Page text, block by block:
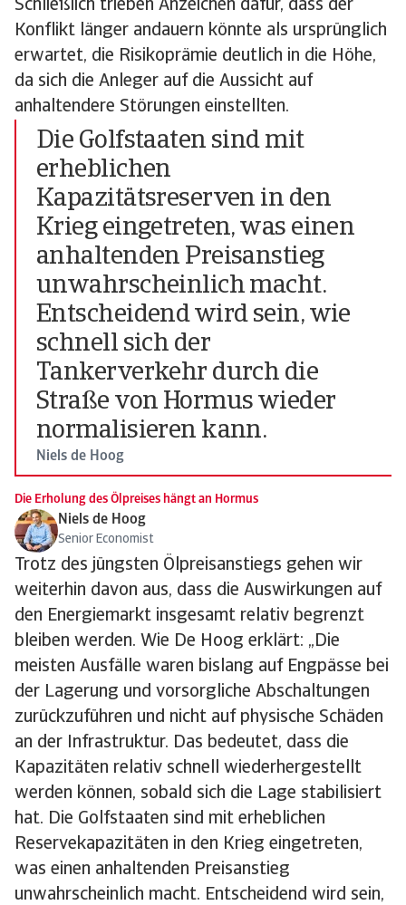
Schließlich trieben Anzeichen dafür, dass der
Konflikt länger andauern könnte als ursprünglich
erwartet, die Risikoprämie deutlich in die Höhe,
da sich die Anleger auf die Aussicht auf
anhaltendere Störungen einstellten.
Die Golfstaaten sind mit
erheblichen
Kapazitätsreserven in den
Krieg eingetreten, was einen
anhaltenden Preisanstieg
unwahrscheinlich macht.
Entscheidend wird sein, wie
schnell sich der
Tankerverkehr durch die
Straße von Hormus wieder
normalisieren kann.
Niels de Hoog
Die Erholung des Ölpreises hängt an Hormus
Niels de Hoog
Senior Economist
Trotz des jüngsten Ölpreisanstiegs gehen wir
weiterhin davon aus, dass die Auswirkungen auf
den Energiemarkt insgesamt relativ begrenzt
bleiben werden. Wie De Hoog erklärt: „Die
meisten Ausfälle waren bislang auf Engpässe bei
der Lagerung und vorsorgliche Abschaltungen
zurückzuführen und nicht auf physische Schäden
an der Infrastruktur. Das bedeutet, dass die
Kapazitäten relativ schnell wiederhergestellt
werden können, sobald sich die Lage stabilisiert
hat. Die Golfstaaten sind mit erheblichen
Reservekapazitäten in den Krieg eingetreten,
was einen anhaltenden Preisanstieg
unwahrscheinlich macht. Entscheidend wird sein,